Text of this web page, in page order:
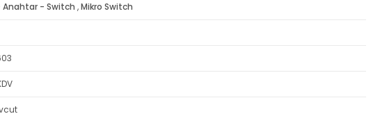
- Switch ,Mikro Switch